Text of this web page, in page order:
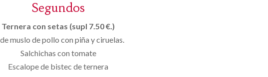
Segundos
Ternera con setas (supl 7.50 €.)
muslo de pollo con piña y ciruelas.
Salchichas con tomate
Escalope de bistec de ternera